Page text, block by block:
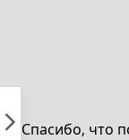
Спасибо, что